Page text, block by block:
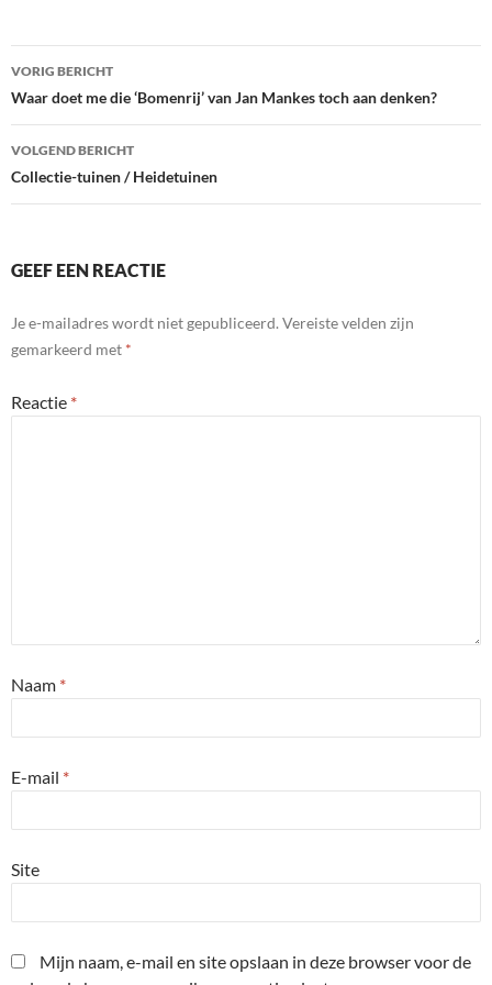
b
o
o
k
er e
dI
n
Berichtnavigatie
VORIG BERICHT
Waar doet me die ‘Bomenrij’ van Jan Mankes toch aan denken?
VOLGEND BERICHT
Collectie-tuinen / Heidetuinen
GEEF EEN REACTIE
Je e-mailadres wordt niet gepubliceerd. Vereiste velden zijn
gemarkeerd met *
Reactie *
Naam *
E-mail *
Site
Mijn naam, e-mail en site opslaan in deze browser voor de